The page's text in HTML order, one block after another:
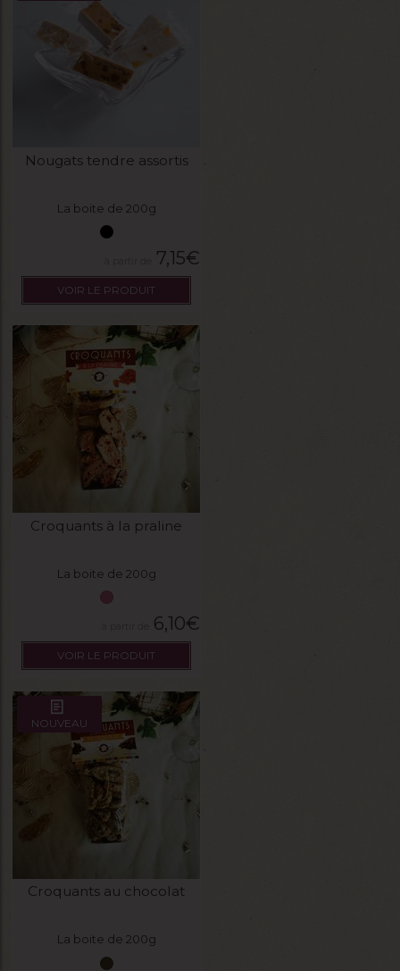
Nougats tendre assortis
La boite de 200g
7,15€
VOIR LE PRODUIT
Croquants à la praline
La boite de 200g
6,10€
VOIR LE PRODUIT
NOUVEAU
Croquants au chocolat
La boite de 200g